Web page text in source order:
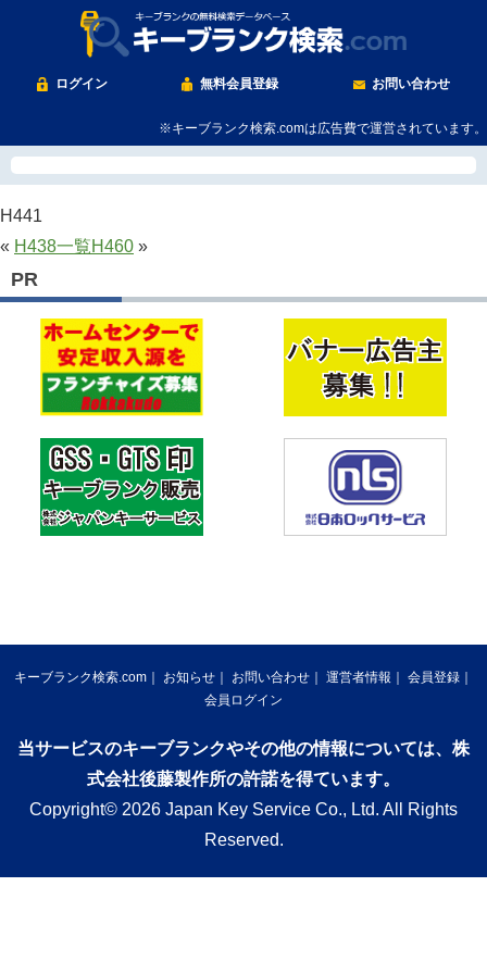
ログイン 無料会員登録 お問い合わせ
※キーブランク検索.comは広告費で運営されています。
H441
« H438一覧H460 »
PR
キーブランク検索.com お知らせ お問い合わせ 運営者情報
会員登録
会員ログイン
当サービスのキーブランクやその他の情報については、株
式会社後藤製作所の許諾を得ています。
Copyright© 2026 Japan Key Service Co., Ltd. All Rights
Reserved.